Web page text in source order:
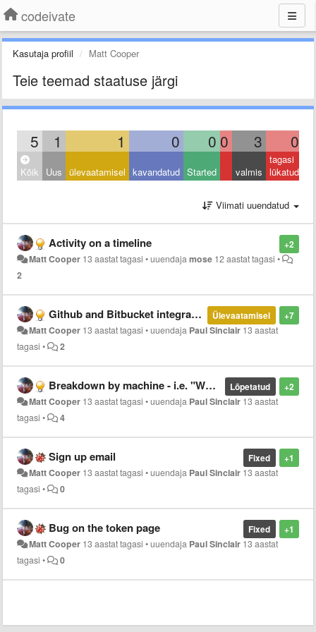
codeivate
Kasutaja profiil Matt Cooper
Teie teemad staatuse järgi
5 1 1 0 0 0 3 0
Kõik Uus ülevaatamisel kavandatud Started valmis
tagasi
lükatud
Viimati uuendatud
+2
Activity on a timeline
Matt Cooper 13 aastat tagasi •uuendajamose 12 aastat tagasi •
2
+7
Ülevaatamisel
Github and Bitbucket integration
Matt Cooper 13 aastat tagasi •uuendaja Paul Sinclair 13 aastat
tagasi • 2
+2
Lõpetatud
Breakdown by machine - i.e. "Work machine", "Home Laptop"
Matt Cooper 13 aastat tagasi •uuendaja Paul Sinclair 13 aastat
tagasi • 4
+1
Fixed
Sign up email
Matt Cooper 13 aastat tagasi •uuendaja Paul Sinclair 13 aastat
tagasi • 0
+1
Fixed
Bug on the token page
Matt Cooper 13 aastat tagasi •uuendaja Paul Sinclair 13 aastat
tagasi • 0